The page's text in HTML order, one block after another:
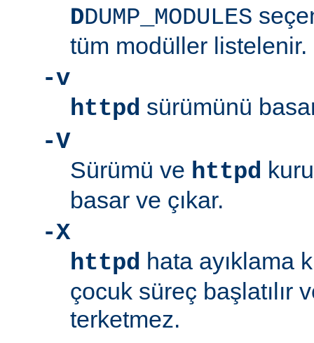
DDUMP_MODULES
tüm modüller listelenir.
-v
httpd sürümünü
-V
Sürümü ve httpd
basar ve çıkar.
-X
httpd hata ayıklama
çocuk süreç başlatılır
terketmez.